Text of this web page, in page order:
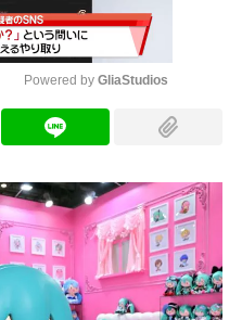
Powered by GliaStudios